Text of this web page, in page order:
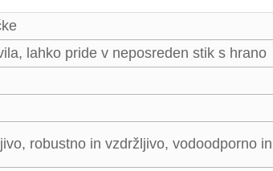
lahko pride v neposreden stik s hrano
robustno in vzdržljivo, vodoodporno